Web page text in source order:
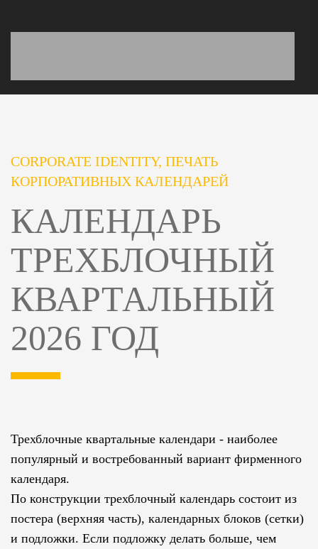
CORPORATE IDENTITY, ПЕЧАТЬ
КОРПОРАТИВНЫХ КАЛЕНДАРЕЙ
КАЛЕНДАРЬ
ТРЕХБЛОЧНЫЙ
КВАРТАЛЬНЫЙ
2026 ГОД
Трехблочные квартальные календари - наиболее
популярный и востребованный вариант фирменного
календаря.
По конструкции трехблочный календарь состоит из
постера (верхняя часть), календарных блоков (сетки)
и подложки. Если подложку делать больше, чем